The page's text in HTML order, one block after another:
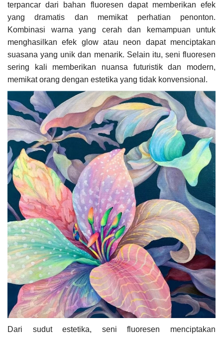
terpancar dari bahan fluoresen dapat memberikan efek
yang dramatis dan memikat perhatian penonton.
Kombinasi warna yang cerah dan kemampuan untuk
menghasilkan efek glow atau neon dapat menciptakan
suasana yang unik dan menarik. Selain itu, seni fluoresen
sering kali memberikan nuansa futuristik dan modern,
memikat orang dengan estetika yang tidak konvensional.
Dari sudut estetika, seni fluoresen menciptakan